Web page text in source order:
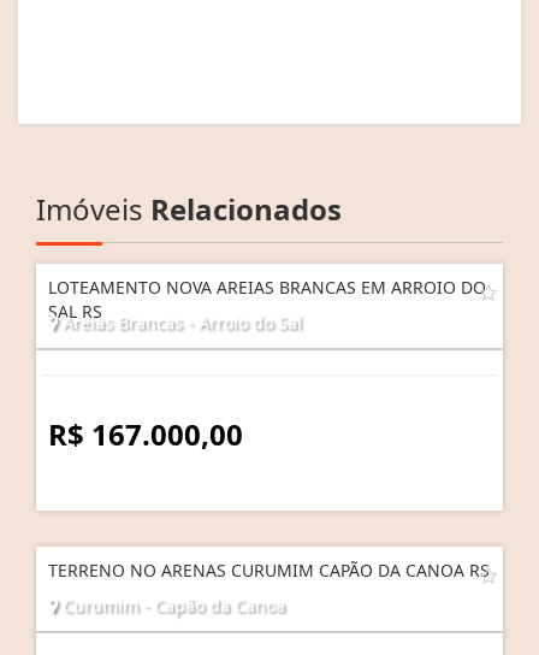
Imóveis Relacionados
LOTEAMENTO NOVA AREIAS BRANCAS EM ARROIO DO
SAL RS
Areias Brancas - Arroio do Sal
R$ 167.000,00
TERRENO NO ARENAS CURUMIM CAPÃO DA CANOA RS
Curumim - Capão da Canoa